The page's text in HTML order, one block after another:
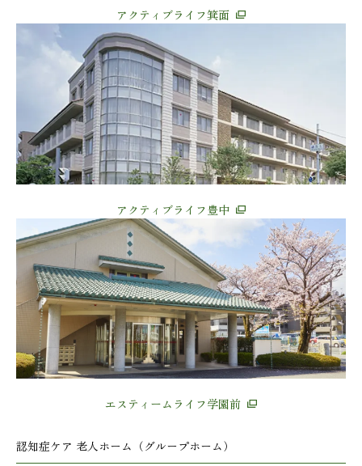
アクティブライフ箕面
アクティブライフ豊中
エスティームライフ学園前
認知症ケア 老人ホーム（グループホーム）